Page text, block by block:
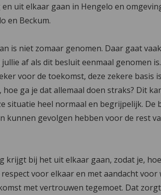
uit elkaar gaan in Hengelo en
en Beckum.
is niet zomaar genomen. Daar gaat
af als dit besluit eenmaal genomen
voor de toekomst, deze zekere basis is
ga je dat allemaal doen straks? Dit
situatie heel normaal en begrijpelijk. De
kunnen gevolgen hebben voor de rest
krijgt bij het uit elkaar gaan, zodat je,
voor elkaar en met aandacht voor
met vertrouwen tegemoet. Dat